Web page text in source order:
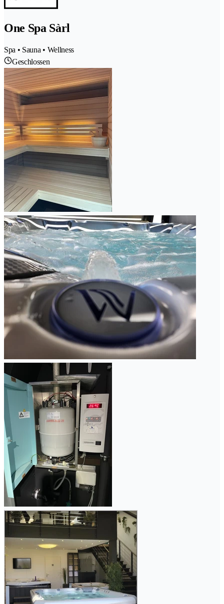
One Spa Sàrl
Spa • Sauna • Wellness
Geschlossen